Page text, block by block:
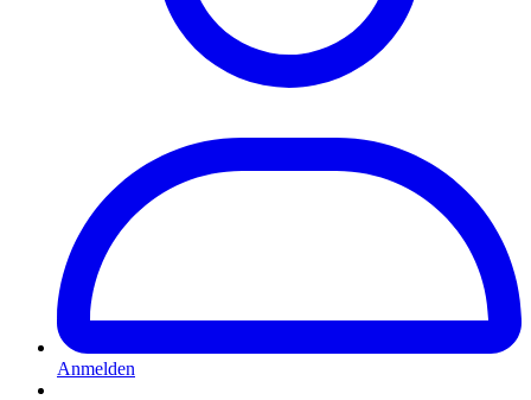
Anmelden